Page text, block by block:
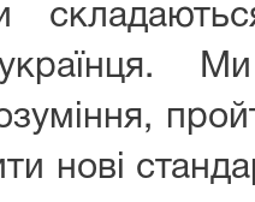
нові